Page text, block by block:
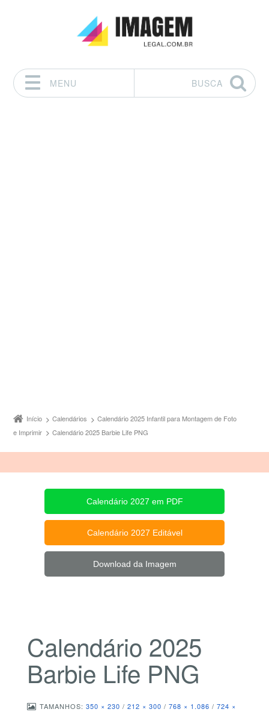
MENU
BUSCA
Início Calendários
Calendário 2025 Infantil para Montagem de Foto
e Imprimir
Calendário 2025 Barbie Life PNG
Calendário 2027 em PDF
Calendário 2027 Editável
Download da Imagem
Calendário 2025
Barbie Life PNG
TAMANHOS: 350 × 230 / 212 × 300 / 768 × 1.086 / 724 ×